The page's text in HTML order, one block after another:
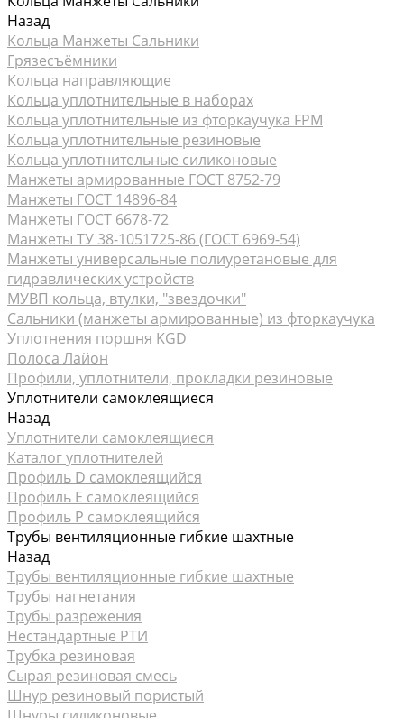
Назад
Кольца Манжеты Сальники
Грязесъёмники
Кольца направляющие
Кольца уплотнительные в наборах
Кольца уплотнительные из фторкаучука FPM
Кольца уплотнительные резиновые
Кольца уплотнительные силиконовые
Манжеты армированные ГОСТ 8752-79
Манжеты ГОСТ 14896-84
Манжеты ГОСТ 6678-72
Манжеты ТУ 38-1051725-86 (ГОСТ 6969-54)
Манжеты универсальные полиуретановые для
гидравлических устройств
МУВП кольца, втулки, "звездочки"
Сальники (манжеты армированные) из фторкаучука
Уплотнения поршня KGD
Полоса Лайон
Профили, уплотнители, прокладки резиновые
Уплотнители самоклеящиеся
Назад
Уплотнители самоклеящиеся
Каталог уплотнителей
Профиль D самоклеящийся
Профиль Е самоклеящийся
Профиль P самоклеящийся
Трубы вентиляционные гибкие шахтные
Назад
Трубы вентиляционные гибкие шахтные
Трубы нагнетания
Трубы разрежения
Нестандартные РТИ
Трубка резиновая
Сырая резиновая смесь
Шнур резиновый пористый